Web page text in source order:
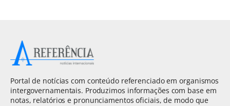
Portal de notícias com conteúdo referenciado em organismos
intergovernamentais. Produzimos informações com base em
notas, relatórios e pronunciamentos oficiais, de modo que